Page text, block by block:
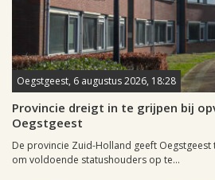
Oegstgeest, 6 augustus 2026, 18:28
Provincie dreigt in te grijpen bij
Oegstgeest
De provincie Zuid-Holland geeft
om voldoende statushouders op te...